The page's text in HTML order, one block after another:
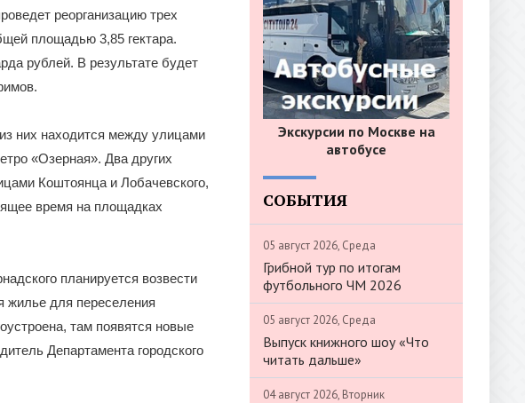
реорганизацию трех
площадью 3,85 гектара.
рублей. В результате будет
них находится между улицами
«Озерная». Два других
Коштоянца и Лобачевского,
время на площадках
планируется возвести
жилье для переселения
там появятся новые
Департамента городского
Экскурсии по Москве на
автобусе
СОБЫТИЯ
05 август 2026, Среда
Грибной тур по итогам
футбольного ЧМ 2026
05 август 2026, Среда
Выпуск книжного шоу «Что
читать дальше»
04 август 2026, Вторник